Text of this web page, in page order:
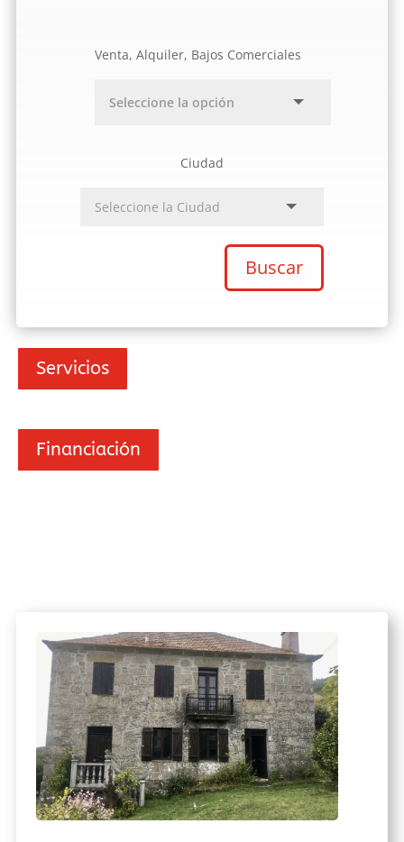
Venta, Alquiler, Bajos Comerciales
Ciudad
Buscar
Servicios
Financiación